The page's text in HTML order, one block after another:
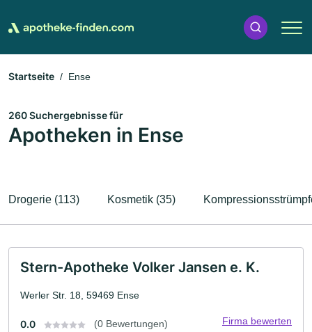
Startseite Ense
260 Suchergebnisse für
Apotheken in Ense
Drogerie (113) Kosmetik (35)
Stern-Apotheke Volker Jansen e. K.
Werler Str. 18, 59469 Ense
0.0 (0 Bewertungen) Firma bewerten